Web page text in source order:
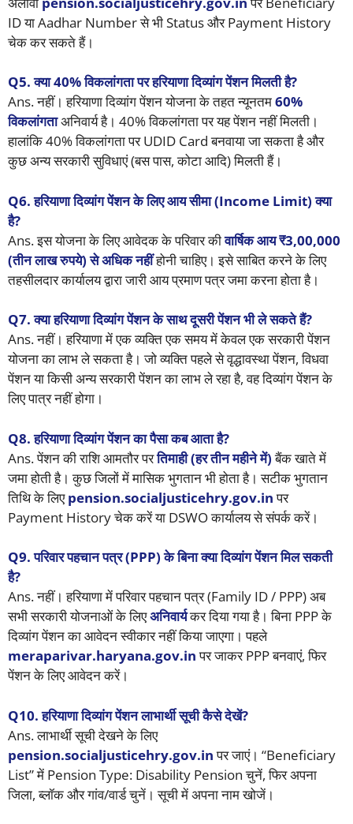
ID या Aadhar Number से भी Status और Payment History
चेक कर सकते हैं।
Q5.क्या 40% विकलांगता पर हरियाणा दिव्यांग पेंशन मिलती है?
Ans. नहीं। हरियाणा दिव्यांग पेंशन योजना के तहत न्यूनतम60%
विकलांगताअनिवार्य है। 40% विकलांगता पर यह पेंशन नहीं मिलती।
हालांकि 40% विकलांगता पर UDID Card बनवाया जा सकता है और
कुछ अन्य सरकारी सुविधाएं (बस पास, कोटा आदि) मिलती हैं।
Q6.हरियाणा दिव्यांग पेंशन के लिए आय सीमा (Income Limit) क्या
है?
Ans. इस योजना के लिए आवेदक के परिवार कीवार्षिक आय ₹3,00,000
(तीन लाख रुपये) से अधिक नहींहोनी चाहिए। इसे साबित करने के लिए
तहसीलदार कार्यालय द्वारा जारी आय प्रमाण पत्र जमा करना होता है।
Q7.क्या हरियाणा दिव्यांग पेंशन के साथ दूसरी पेंशन भी ले सकते हैं?
Ans. नहीं। हरियाणा में एक व्यक्ति एक समय में केवल एक सरकारी पेंशन
योजना का लाभ ले सकता है। जो व्यक्ति पहले से वृद्धावस्था पेंशन, विधवा
पेंशन या किसी अन्य सरकारी पेंशन का लाभ ले रहा है, वह दिव्यांग पेंशन के
लिए पात्र नहीं होगा।
Q8.हरियाणा दिव्यांग पेंशन का पैसा कब आता है?
Ans. पेंशन की राशि आमतौर परतिमाही (हर तीन महीने में)बैंक खाते में
जमा होती है। कुछ जिलों में मासिक भुगतान भी होता है। सटीक भुगतान
तिथि के लिएpension.socialjusticehry.gov.inपर
Payment History चेक करें या DSWO कार्यालय से संपर्क करें।
Q9.परिवार पहचान पत्र (PPP) के बिना क्या दिव्यांग पेंशन मिल सकती
है?
Ans. नहीं। हरियाणा में परिवार पहचान पत्र (Family ID / PPP) अब
सभी सरकारी योजनाओं के लिएअनिवार्यकर दिया गया है। बिना PPP के
दिव्यांग पेंशन का आवेदन स्वीकार नहीं किया जाएगा। पहले
meraparivar.haryana.gov.inपर जाकर PPP बनवाएं, फिर
पेंशन के लिए आवेदन करें।
Q10.हरियाणा दिव्यांग पेंशन लाभार्थी सूची कैसे देखें?
Ans. लाभार्थी सूची देखने के लिए
pension.socialjusticehry.gov.inपर जाएं। “Beneficiary
List” में Pension Type: Disability Pension चुनें, फिर अपना
जिला, ब्लॉक और गांव/वार्ड चुनें। सूची में अपना नाम खोजें।